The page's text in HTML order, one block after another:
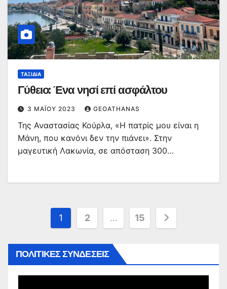
ΤΑΞΊΔΙΑ
Γύθειο: Ένα νησί επί ασφάλτου
3 ΜΑΪ́ΟΥ 2023 GEOATHANAS
Της Αναστασίας Κούρλα, «Η πατρίς μου είναι η
Μάνη, που κανόνι δεν την πιάνει». Στην
μαγευτική Λακωνία, σε απόσταση 300…
Σελιδοποίηση
άρθρων
1 2 … 15
ΠΟΛΙΤΙΚΕΣ ΣΥΝΔΕΣΕΙΣ